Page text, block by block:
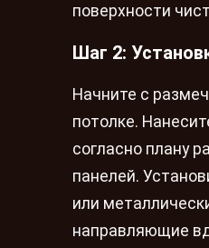
поверхности
Шаг 2:
Начните с
потолке.
согласно плану
панелей.
или
направляющие